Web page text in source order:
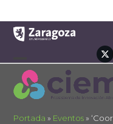
to
content
Open
mobile
menu
Close
mobile
menu
Portada » Eventos »